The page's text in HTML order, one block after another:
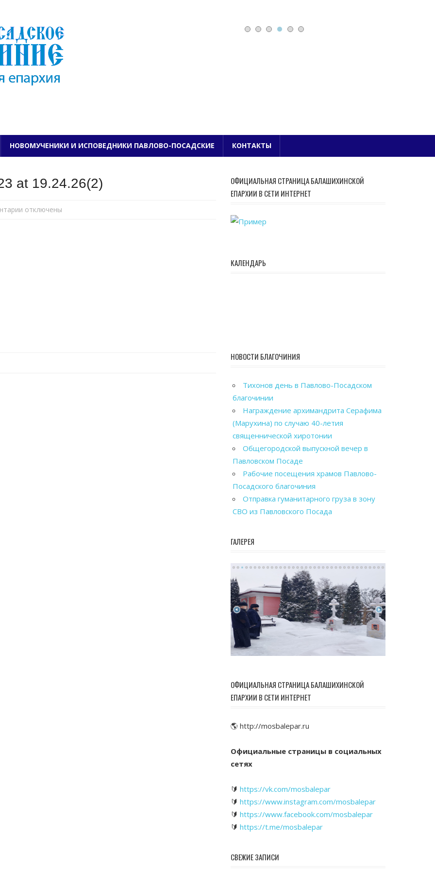
ПАВЛОВО-ПОСАДСКОЕ БЛАГОЧИНИЕ
НОВОМУЧЕНИКИ И ИСПОВЕДНИКИ ПАВЛОВО-ПОСАДСКИЕ КОНТАКТЫ
at 19.24.26(2)
котключены
ОФИЦИАЛЬНАЯ СТРАНИЦА БАЛАШИХИНСКОЙ
ЕПАРХИИ В СЕТИ ИНТЕРНЕТ
КАЛЕНДАРЬ
НОВОСТИ БЛАГОЧИНИЯ
Тихонов день в Павлово-Посадском
благочинии
Награждение архимандрита Серафима
(Марухина) по случаю 40-летия
священнической хиротонии
Общегородской выпускной вечер в
Павловском Посаде
Рабочие посещения храмов Павлово-
Посадского благочиния
Отправка гуманитарного груза в зону
СВО из Павловского Посада
ГАЛЕРЕЯ
ОФИЦИАЛЬНАЯ СТРАНИЦА БАЛАШИХИНСКОЙ
ЕПАРХИИ В СЕТИ ИНТЕРНЕТ
🌎 http://mosbalepar.ru
Официальные страницы в социальных
сетях
🔰 https://vk.com/mosbalepar
🔰 https://www.instagram.com/mosbalepar
🔰 https://www.facebook.com/mosbalepar
🔰 https://t.me/mosbalepar
СВЕЖИЕ ЗАПИСИ